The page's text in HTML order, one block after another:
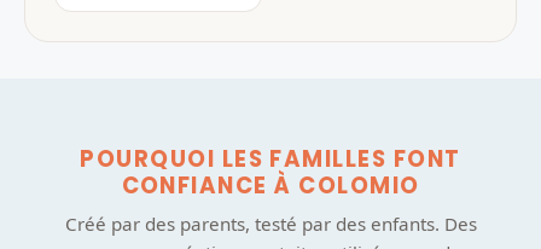
POURQUOI LES FAMILLES FONT
CONFIANCE À COLOMIO
Créé par des parents, testé par des enfants. Des